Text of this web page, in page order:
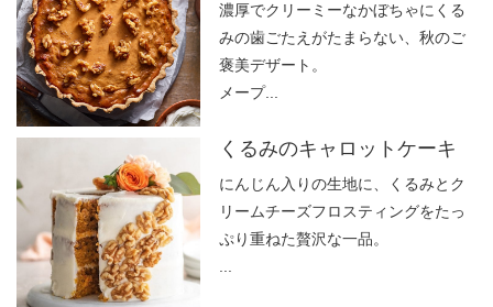
濃厚でクリーミーなかぼちゃにくる
みの歯ごたえがたまらない、秋のご
褒美デザート。
メープ...
くるみのキャロットケーキ
にんじん入りの生地に、くるみとク
リームチーズフロスティングをたっ
ぷり重ねた贅沢な一品。